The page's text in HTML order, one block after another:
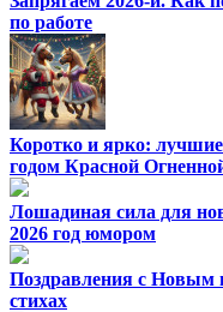
по работе
Коротко и ярко:
годом Красной
Лошадиная сила для
2026 год юмором
Поздравления с Новым
стихах